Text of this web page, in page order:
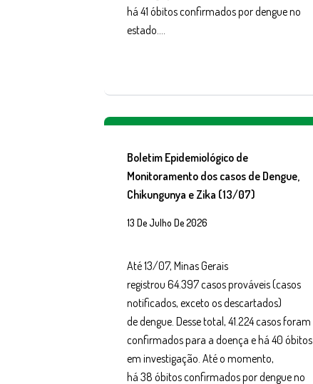
há 41 óbitos confirmados por dengue no
estado….
Boletim Epidemiológico de
Monitoramento dos casos de Dengue,
Chikungunya e Zika (13/07)
13 De Julho De 2026
Até 13/07, Minas Gerais
registrou 64.397 casos prováveis (casos
notificados, exceto os descartados)
de dengue. Desse total, 41.224 casos foram
confirmados para a doença e há 40 óbitos
em investigação. Até o momento,
há 38 óbitos confirmados por dengue no